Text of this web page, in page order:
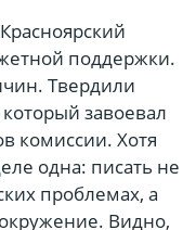
поддержки.
Твердили
завоевал
комиссии. Хотя
одна: писать не
проблемах, а
окружение. Видно,